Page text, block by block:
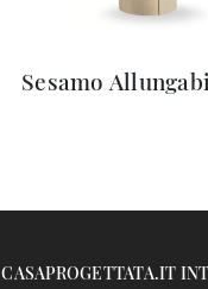
Sesamo
CASAPROGETTATA.IT